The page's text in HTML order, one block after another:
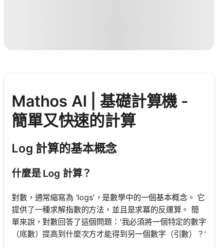
Mathos AI | 基礎計算機 -
簡單又快速的計算
Log 計算的基本概念
什麼是 Log 計算？
對數，通常縮寫為 'logs'，是數學中的一個基本概念。 它
提供了一種求解指數的方法，並且是求冪的反運算。 簡
單來說，對數回答了這個問題：'我必須將一個特定的數字
（底數）提高到什麼次方才能得到另一個數字（引數）？'